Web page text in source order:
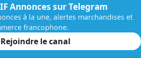
Annonces sur Telegram
à la une, alertes marchandises et
francophone.
Rejoindre le canal